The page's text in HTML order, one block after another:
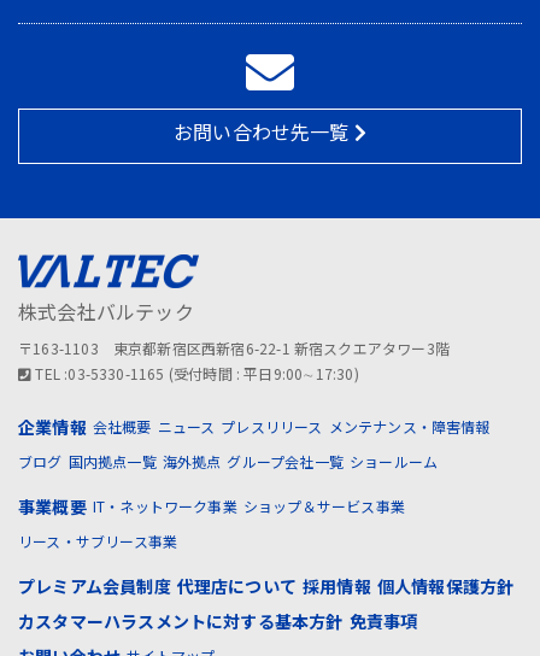
お問い合わせ先一覧
株式会社バルテック
〒163-1103 東京都新宿区西新宿6-22-1 新宿スクエアタワー3階
TEL :03-5330-1165 (受付時間 : 平日9:00∼17:30)
企業情報 会社概要 ニュース プレスリリース
メンテナンス・障害情報
ブログ 国内拠点一覧 海外拠点 グループ会社一覧 ショールーム
事業概要 IT・ネットワーク事業 ショップ＆サービス事業
リース・サブリース事業
プレミアム会員制度 代理店について 採用情報 個人情報保護方針
カスタマーハラスメントに対する基本方針 免責事項